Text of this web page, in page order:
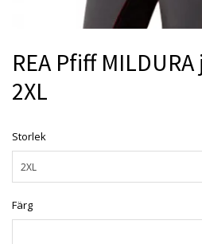
REA Pfiff
2XL
Storlek
2XL
Färg